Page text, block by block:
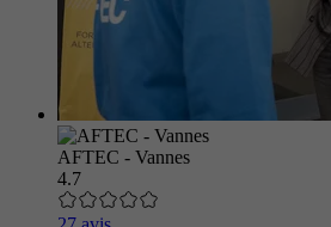
AFTEC - Vannes
4.7